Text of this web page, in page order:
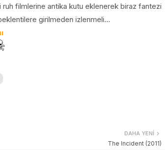
ruh filmlerine antika kutu eklenerek biraz fantezi
girilmeden izlenmeli...
DAHA YENI
The Incident (2011)